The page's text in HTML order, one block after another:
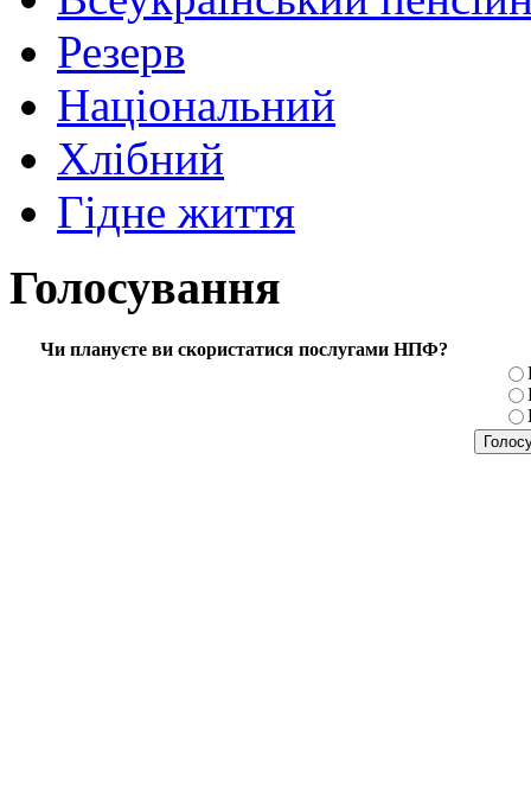
Резерв
Національний
Хлібний
Гідне життя
Голосування
Чи плануєте ви скористатися послугами НПФ?